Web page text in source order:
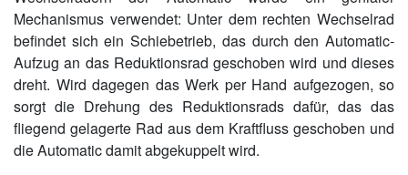
Mechanismus verwendet: Unter dem rechten Wechselrad
befindet sich ein Schiebetrieb, das durch den Automatic-
Aufzug an das Reduktionsrad geschoben wird und dieses
dreht. Wird dagegen das Werk per Hand aufgezogen, so
sorgt die Drehung des Reduktionsrads dafür, das das
fliegend gelagerte Rad aus dem Kraftfluss geschoben und
die Automatic damit abgekuppelt wird.